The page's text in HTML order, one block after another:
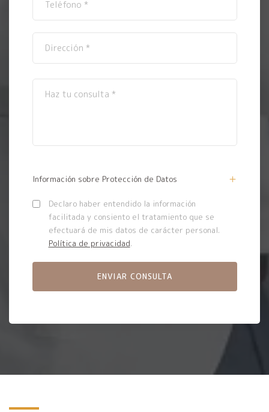
Información sobre Protección de Datos
Declaro haber entendido la información
facilitada y consiento el tratamiento que se
efectuará de mis datos de carácter personal.
Política de privacidad.